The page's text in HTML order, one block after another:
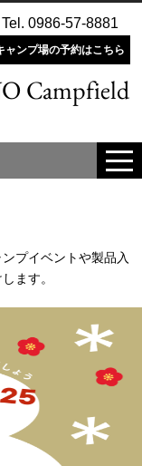
Campfield
Tel. 0986-57-8881
ャンプ場の予約はこちら
プイベントや製品入
ます。